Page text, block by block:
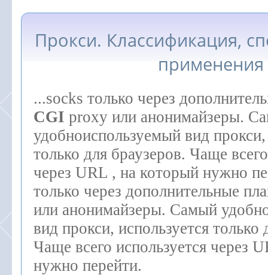
Прокси. Классификация,
применения
...socks только через
CGI proxy или анонимайзеры.
удобноиспользуемый вид прокси,
только для браузеров. Чаще
через URL , на который нужно
только через дополнительные
или анонимайзеры. Самый
вид прокси, используется только
Чаще всего используется через
нужно перейти.